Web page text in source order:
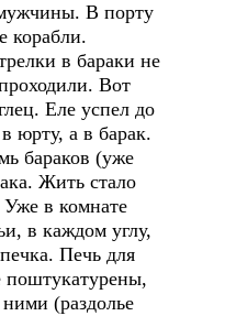
В порту
корабли.
в бараки не
Вот
Еле успел до
юрту, а в барак.
бараков (уже
Жить стало
Уже в комнате
в каждом углу,
Печь для
поштукатурены,
(раздолье